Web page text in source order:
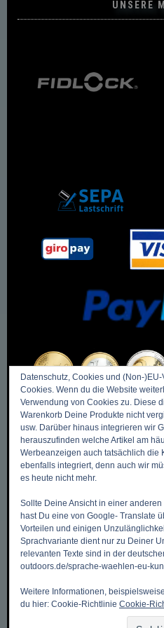
UNSERE
DIES &
Mein Benutzerkonto
Meine Wunschliste
Mein Warenkorb
Kontakt, Öffnungszeiten & Anfahrt
Datenschutz, Cookies und (Non-
Cookies. Wenn du die Website
Verwendung von Cookies zu. Diese
Warenkorb Deine Produkte nicht
usw. Darüber hinaus integrieren wir
herauszufinden welche Artikel am
Werbeanzeigen auch tatsächlich die
ebenfalls integriert, denn auch wir
es heute nicht mehr.
Sollte Deine Ansicht in einer
hast Du eine von Google- Translate
Vorteilen und einigen
Sprachvariante dient nur zu Deiner
relevanten Texte sind in der
outdoors.de/sprache-waehlen-eu-
Weitere Informationen,
du hier: Cookie-Richtlinie Cookie-